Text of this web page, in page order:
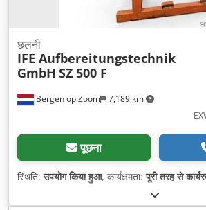
Bergen op Zoom 7,189 km
छलनी
IFE Aufbereitungstechnik
GmbH SZ 500 F
पूछना
स्थिति:उपयोग किया हुआ, कार्यक्षमता:पूरी तरह से